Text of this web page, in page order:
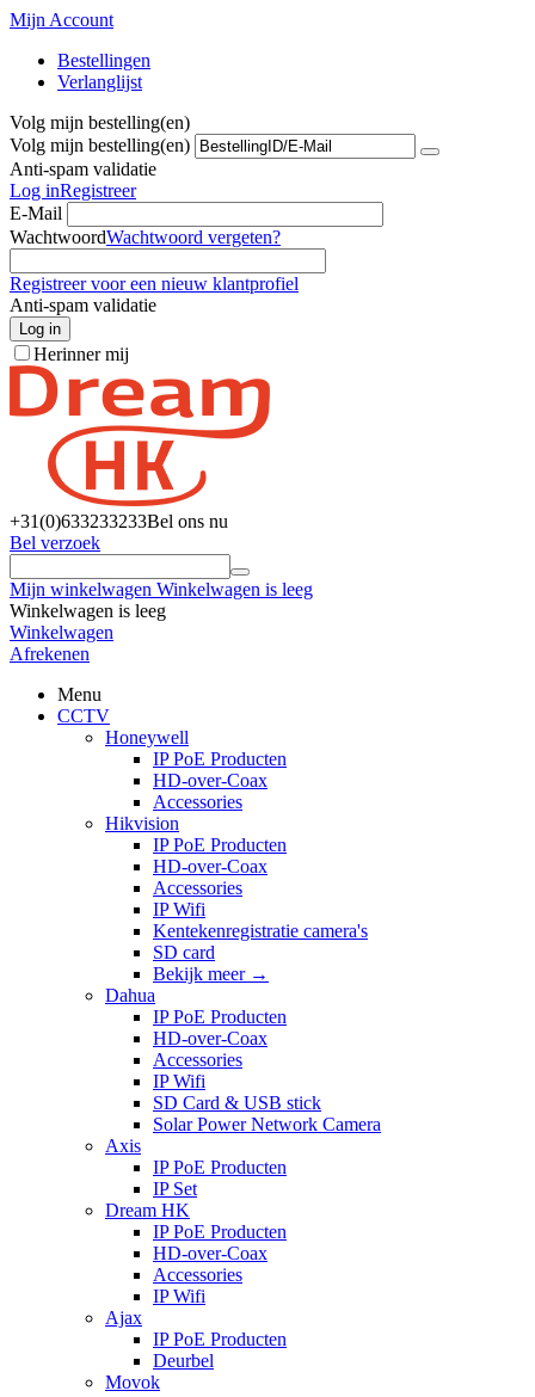
Mijn Account
Bestellingen
Verlanglijst
Volg mijn bestelling(en)
Volg mijn bestelling(en)
Anti-spam validatie
Log inRegistreer
E-Mail
WachtwoordWachtwoord vergeten?
Registreer voor een nieuw klantprofiel
Anti-spam validatie
Log in
Herinner mij
+31(0)633233233Bel ons nu
Bel verzoek
Mijn winkelwagen Winkelwagen is leeg
Winkelwagen is leeg
Winkelwagen
Afrekenen
Menu
CCTV
Honeywell
IP PoE Producten
HD-over-Coax
Accessories
Hikvision
IP PoE Producten
HD-over-Coax
Accessories
IP Wifi
Kentekenregistratie camera's
SD card
Bekijk meer →
Dahua
IP PoE Producten
HD-over-Coax
Accessories
IP Wifi
SD Card & USB stick
Solar Power Network Camera
Axis
IP PoE Producten
IP Set
Dream HK
IP PoE Producten
HD-over-Coax
Accessories
IP Wifi
Ajax
IP PoE Producten
Deurbel
Movok